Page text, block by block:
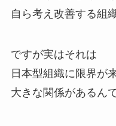
自ら考え改善する組
ですが実はそれは
日本型組織に限界が
大きな関係があるん